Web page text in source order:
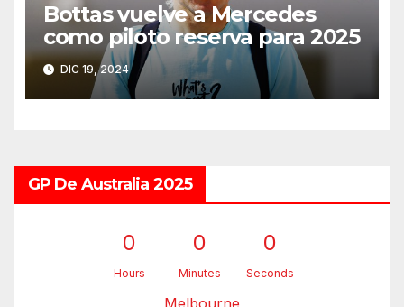
Bottas vuelve a Mercedes
como piloto reserva para 2025
DIC 19, 2024
GP De Australia 2025
0
Hours
0
Minutes
0
Seconds
Melbourne